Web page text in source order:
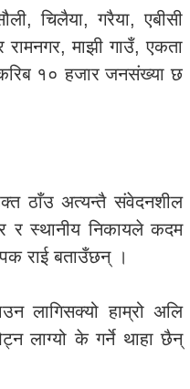
चिलैया, गरैया, एबीसी
रामनगर, माझी गाउँ, एकता
करिब १० हजार जनसंख्या छ
ठाँउ अत्यन्तै संवेदनशील
र स्थानीय निकायले कदम
राई बताउँछन् ।
लागिसक्यो हाम्रो अलि
लाग्यो के गर्ने थाहा छैन्